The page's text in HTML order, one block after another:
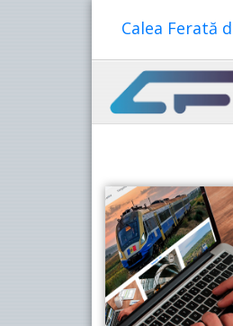
Calea Ferată